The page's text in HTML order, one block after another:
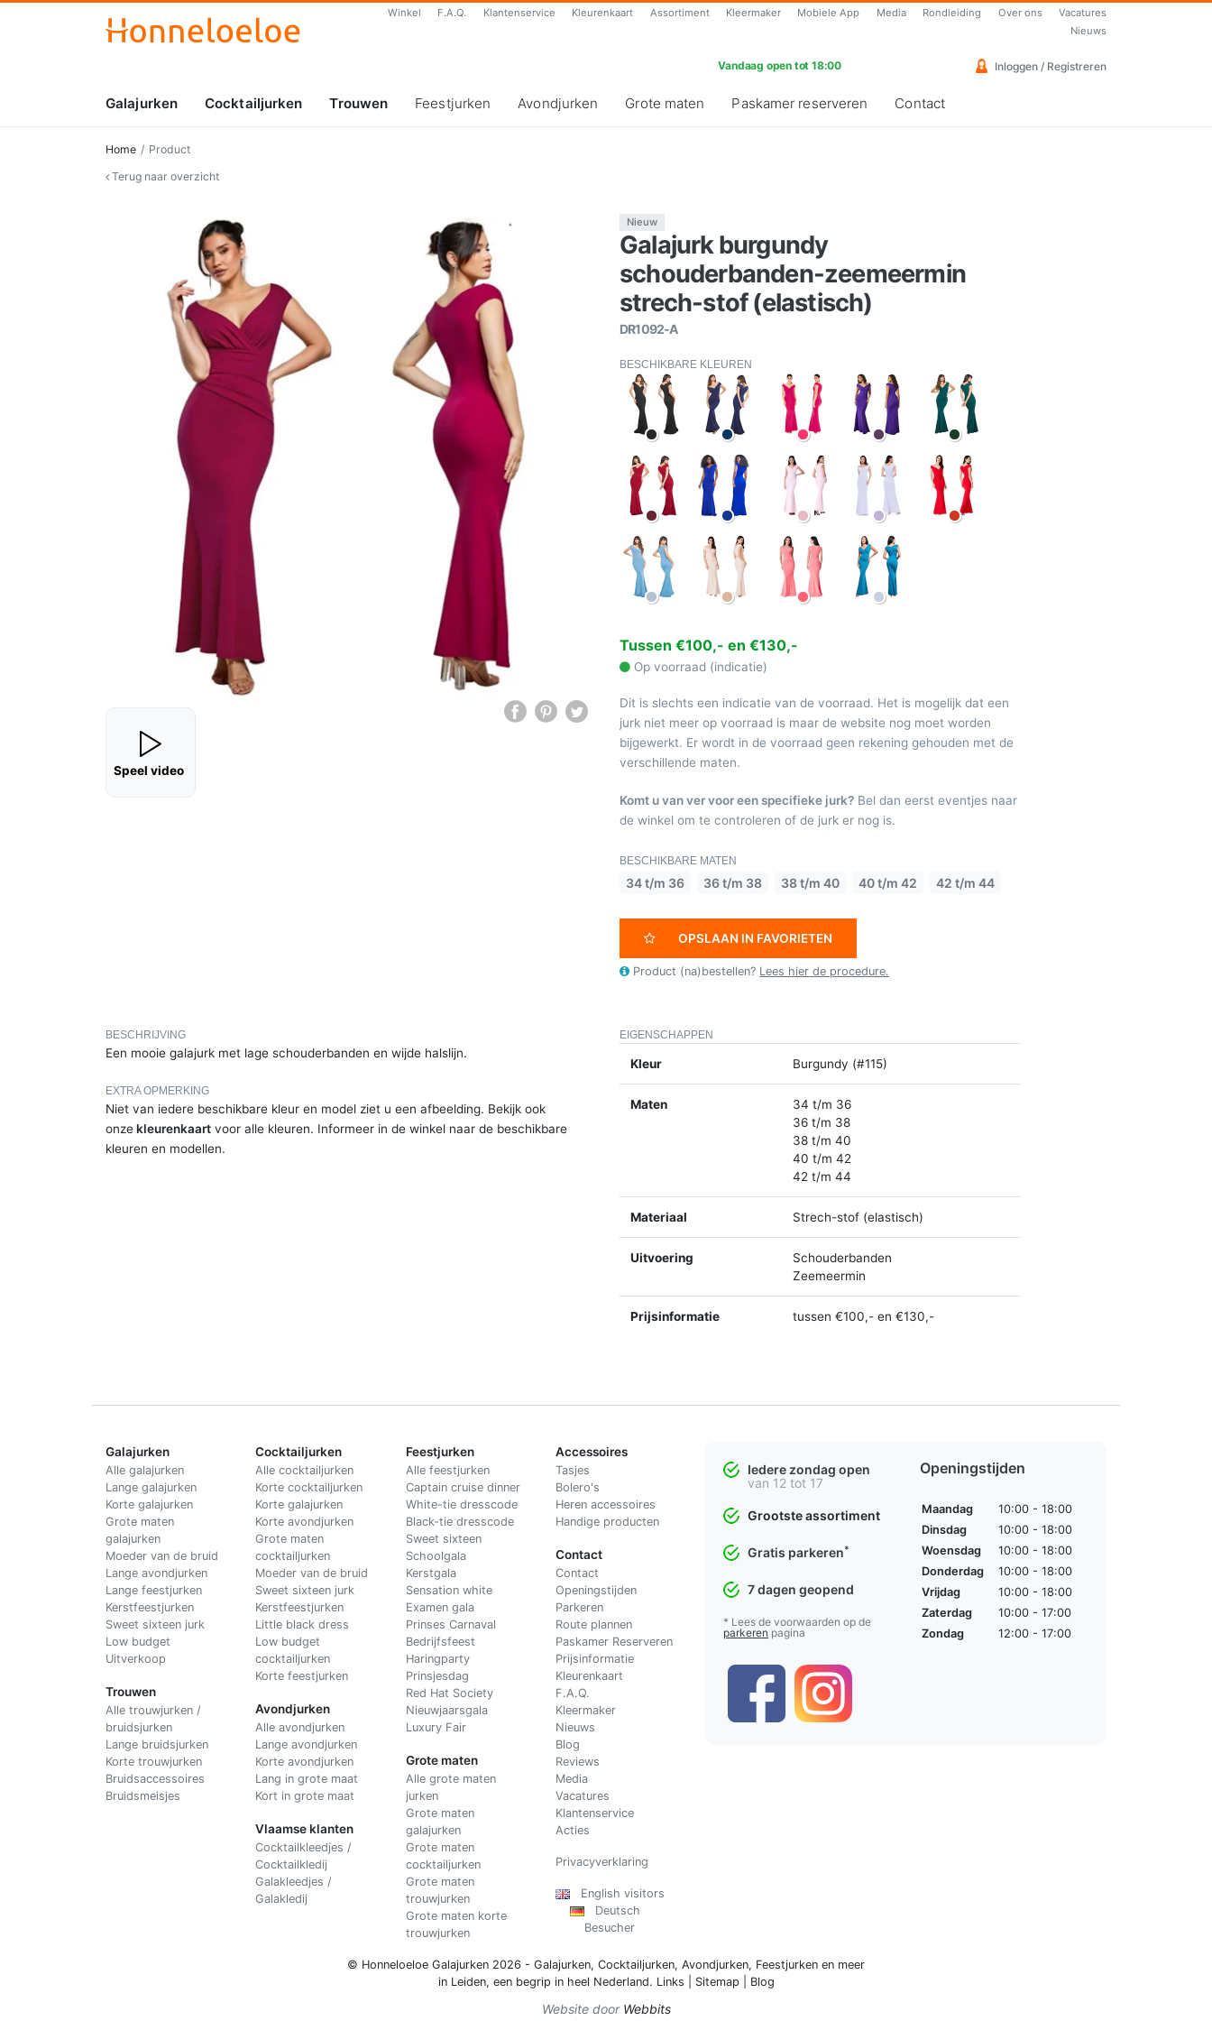
Winkel F.A.Q. Klantenservice Kleurenkaart Assortiment Kleermaker Mobiele App Media Rondleiding Over ons
Vacatures
Nieuws
Vandaag open tot 18:00 Inloggen / Registreren
Galajurken Cocktailjurken Trouwen Feestjurken Avondjurken Grote maten Paskamer reserveren Contact
Home
Product
Terug naar overzicht
Speel video
Nieuw
Galajurk burgundy
schouderbanden-zeemeermin
strech-stof (elastisch)
DR1092-A
BESCHIKBARE KLEUREN
Tussen €100,- en €130,-
Op voorraad (indicatie)
Dit is slechts een indicatie van de voorraad. Het is mogelijk dat een
jurk niet meer op voorraad is maar de website nog moet worden
bijgewerkt. Er wordt in de voorraad geen rekening gehouden met de
verschillende maten.
Komt u van ver voor een specifieke jurk? Bel dan eerst eventjes naar
de winkel om te controleren of de jurk er nog is.
BESCHIKBARE MATEN
34 t/m 36 36 t/m 38 38 t/m 40 40 t/m 42 42 t/m 44
OPSLAAN IN FAVORIETEN
Product (na)bestellen? Lees hier de procedure.
BESCHRIJVING
Een mooie galajurk met lage schouderbanden en wijde halslijn.
EXTRA OPMERKING
Niet van iedere beschikbare kleur en model ziet u een afbeelding. Bekijk ook
onzekleurenkaart voor alle kleuren. Informeer in de winkel naar de beschikbare
kleuren en modellen.
EIGENSCHAPPEN
Kleur Burgundy (#115)
Maten
34 t/m 36
36 t/m 38
38 t/m 40
40 t/m 42
42 t/m 44
Materiaal Strech-stof (elastisch)
Uitvoering
Schouderbanden
Zeemeermin
Prijsinformatie tussen €100,- en €130,-
Galajurken
Alle galajurken
Lange galajurken
Korte galajurken
Grote maten
galajurken
Moeder van de bruid
Lange avondjurken
Lange feestjurken
Kerstfeestjurken
Sweet sixteen jurk
Low budget
Uitverkoop
Trouwen
Alle trouwjurken /
bruidsjurken
Lange bruidsjurken
Korte trouwjurken
Bruidsaccessoires
Bruidsmeisjes
Cocktailjurken
Alle cocktailjurken
Korte cocktailjurken
Korte galajurken
Korte avondjurken
Grote maten
cocktailjurken
Moeder van de bruid
Sweet sixteen jurk
Kerstfeestjurken
Little black dress
Low budget
cocktailjurken
Korte feestjurken
Avondjurken
Alle avondjurken
Lange avondjurken
Korte avondjurken
Lang in grote maat
Kort in grote maat
Vlaamse klanten
Cocktailkleedjes /
Cocktailkledij
Galakleedjes /
Galakledij
Feestjurken
Alle feestjurken
Captain cruise dinner
White-tie dresscode
Black-tie dresscode
Sweet sixteen
Schoolgala
Kerstgala
Sensation white
Examen gala
Prinses Carnaval
Bedrijfsfeest
Haringparty
Prinsjesdag
Red Hat Society
Nieuwjaarsgala
Luxury Fair
Grote maten
Alle grote maten
jurken
Grote maten
galajurken
Grote maten
cocktailjurken
Grote maten
trouwjurken
Grote maten korte
trouwjurken
Accessoires
Tasjes
Bolero's
Heren accessoires
Handige producten
Contact
Contact
Openingstijden
Parkeren
Route plannen
Paskamer Reserveren
Prijsinformatie
Kleurenkaart
F.A.Q.
Kleermaker
Nieuws
Blog
Reviews
Media
Vacatures
Klantenservice
Acties
Privacyverklaring
English visitors
Deutsch
Besucher
Iedere zondag open
van 12 tot 17
Grootste assortiment
Gratis parkeren*
7 dagen geopend
* Lees de voorwaarden op de
parkeren pagina
Openingstijden
Maandag
10:00 - 18:00
Dinsdag
10:00 - 18:00
Woensdag
10:00 - 18:00
Donderdag
10:00 - 18:00
Vrijdag
10:00 - 18:00
Zaterdag
10:00 - 17:00
Zondag
12:00 - 17:00
© Honneloeloe Galajurken 2026 - Galajurken, Cocktailjurken, Avondjurken, Feestjurken en meer
in Leiden, een begrip in heel Nederland. Links Sitemap Blog
Website door Webbits